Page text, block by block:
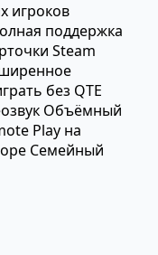
игроков
поддержка
Steam
без QTE
Объёмный
Play на
Семейный